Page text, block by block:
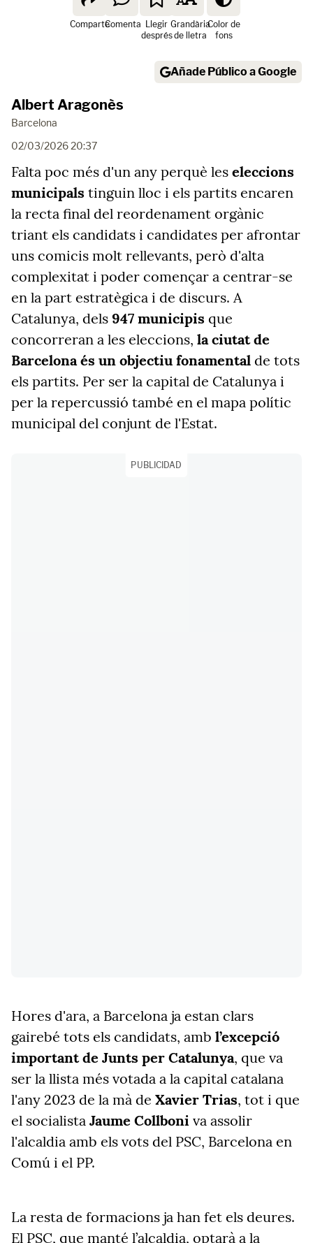
ComparteComenta Llegir
després
Grandària
de lletra
Color de
fons
Añade Público a Google
Albert Aragonès
Barcelona
02/03/2026 20:37
Falta poc més d'un any perquè les eleccions
municipals tinguin lloc i els partits encaren
la recta final del reordenament orgànic
triant els candidats i candidates per afrontar
uns comicis molt rellevants, però d'alta
complexitat i poder començar a centrar-se
en la part estratègica i de discurs. A
Catalunya, dels 947 municipis que
concorreran a les eleccions, la ciutat de
Barcelona és un objectiu fonamental de tots
els partits. Per ser la capital de Catalunya i
per la repercussió també en el mapa polític
municipal del conjunt de l'Estat.
PUBLICIDAD
Hores d'ara, a Barcelona ja estan clars
gairebé tots els candidats, amb l’excepció
important de Junts per Catalunya, que va
ser la llista més votada a la capital catalana
l'any 2023 de la mà de Xavier Trias, tot i que
el socialista Jaume Collboni va assolir
l'alcaldia amb els vots del PSC, Barcelona en
Comú i el PP.
La resta de formacions ja han fet els deures.
El PSC, que manté l’alcaldia, optarà a la